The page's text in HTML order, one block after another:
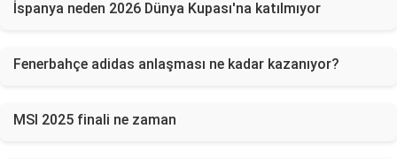
İspanya neden 2026 Dünya Kupası'na katılmıyor
Fenerbahçe adidas anlaşması ne kadar kazanıyor?
MSI 2025 finali ne zaman